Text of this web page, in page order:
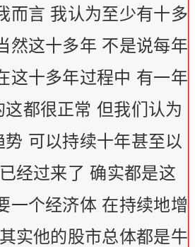
而言 我认为至少有十多
然这十多年 不是说每年
这十多年过程中 有一年
都很正常 但我们认为
可以持续十年甚至以
经过来了 确实都是这
一个经济体 在持续地增
实他的股市总体都是牛